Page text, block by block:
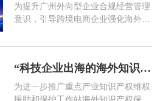
为提升广州外向型企业合规经营管理
意识，引导跨境电商企业强化海外知
力，进一步推广企业知识产权国际合
顺利出口，助力广州外向型企业高质
量发展，在广州市市场监督管理局
（知识产权局）指导下，广东省海外
“科技企业出海的海外知识产权风险防控及应对”培训线下活动通知
为进一步推广重点产业知识产权维权